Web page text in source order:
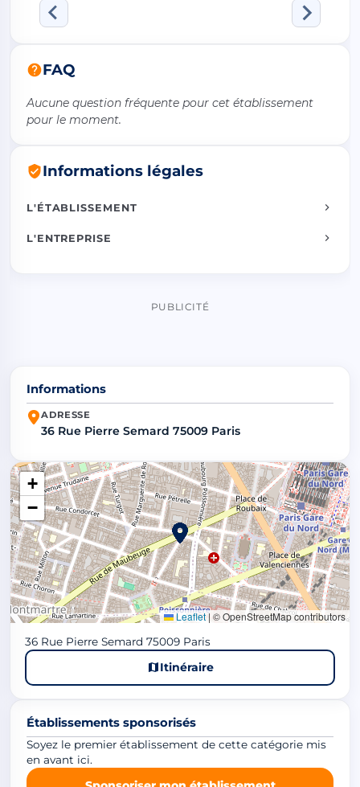
FAQ
Aucune question fréquente pour cet établissement
pour le moment.
Informations légales
L'ÉTABLISSEMENT
L'ENTREPRISE
PUBLICITÉ
Informations
ADRESSE
36 Rue Pierre Semard 75009 Paris
+
−
Leaflet| © OpenStreetMap contributors
36 Rue Pierre Semard 75009 Paris
Itinéraire
Établissements sponsorisés
Soyez le premier établissement de cette catégorie mis
en avant ici.